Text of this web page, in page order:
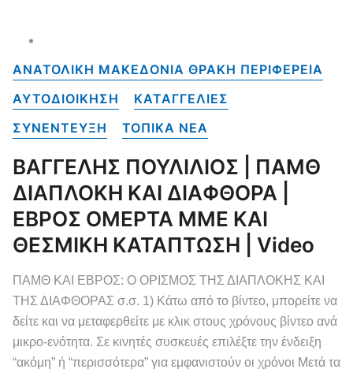
ΑΝΑΤΟΛΙΚΗ ΜΑΚΕΔΟΝΙΑ ΘΡΑΚΗ ΠΕΡΙΦΕΡΕΙΑ
ΑΥΤΟΔΙΟΙΚΗΣΗ
ΚΑΤΑΓΓΕΛΙΕΣ
ΣΥΝΕΝΤΕΥΞΗ
ΤΟΠΙΚΑ NEA
ΒΑΓΓΕΛΗΣ ΠΟΥΛΙΛΙΟΣ | ΠΑΜΘ
ΔΙΑΠΛΟΚΗ ΚΑΙ ΔΙΑΦΘΟΡΑ |
ΕΒΡΟΣ ΟΜΕΡΤΑ ΜΜΕ ΚΑΙ
ΘΕΣΜΙΚΗ ΚΑΤΑΠΤΩΣΗ | Video
ΠΑΜΘ ΚΑΙ ΕΒΡΟΣ: Ο ΟΡΙΣΜΟΣ ΤΗΣ ΔΙΑΠΛΟΚΗΣ ΚΑΙ
ΤΗΣ ΔΙΑΦΘΟΡΑΣ σ.σ. 1) Κάτω από το βίντεο, μπορείτε να
δείτε και να μεταφερθείτε με κλικ στους χρόνους βίντεο ανά
μικρο-ενότητα. Σε κινητές συσκευές επιλέξτε την ένδειξη
“ακόμη” ή “περισσότερα” για εμφανιστούν οι χρόνοι Μετά τα